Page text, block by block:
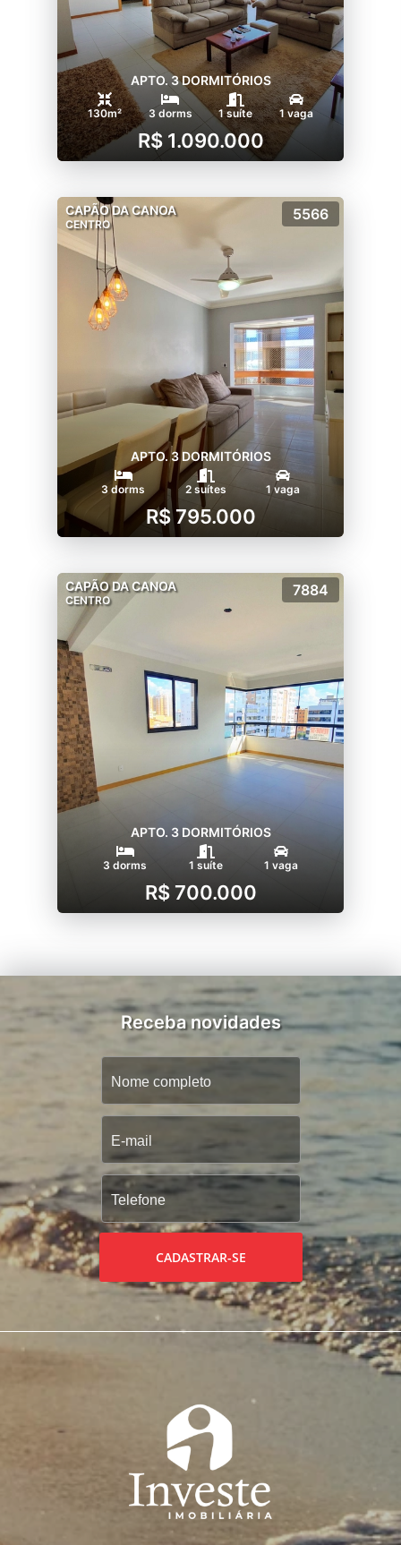
APTO. 3 DORMITÓRIOS
130m² 3 dorms 1 suíte 1 vaga
R$ 1.090.000
CAPÃO DA CANOA
CENTRO
5566
APTO. 3 DORMITÓRIOS
3 dorms 2 suítes 1 vaga
R$ 795.000
CAPÃO DA CANOA
CENTRO
7884
APTO. 3 DORMITÓRIOS
3 dorms 1 suíte 1 vaga
R$ 700.000
Receba novidades
CADASTRAR-SE